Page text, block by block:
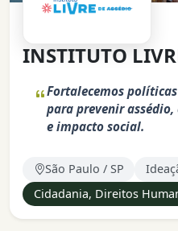
INSTITUTO
Fortalecemos
para prevenir
e impacto social.
São Paulo / SP
Cidadania, Direitos